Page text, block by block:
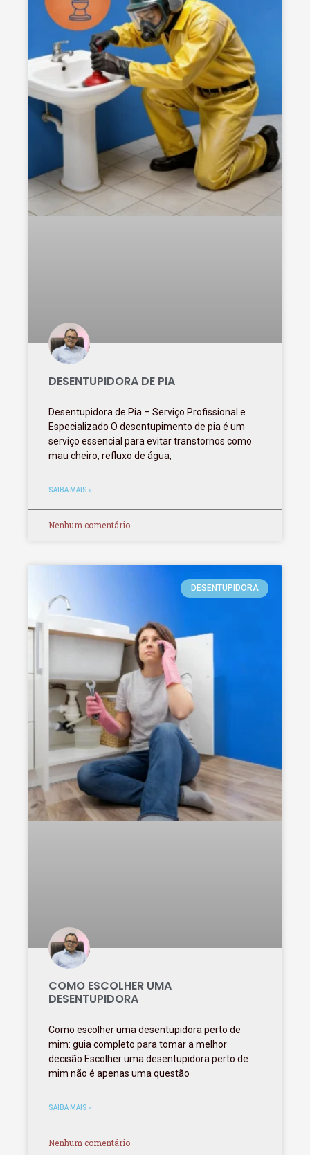
DESENTUPIDORA DE PIA
Desentupidora de Pia – Serviço Profissional e
Especializado O desentupimento de pia é um
serviço essencial para evitar transtornos como
mau cheiro, refluxo de água,
SAIBA MAIS »
Nenhum comentário
DESENTUPIDORA
COMO ESCOLHER UMA
DESENTUPIDORA
Como escolher uma desentupidora perto de
mim: guia completo para tomar a melhor
decisão Escolher uma desentupidora perto de
mim não é apenas uma questão
SAIBA MAIS »
Nenhum comentário